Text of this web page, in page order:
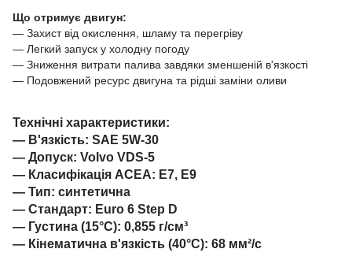
Що отримує двигун:
— Захист від окислення, шламу та перегріву
— Легкий запуск у холодну погоду
— Зниження витрати палива завдяки зменшеній в'язкості
— Подовжений ресурс двигуна та рідші заміни оливи
Технічні характеристики:
— В'язкість: SAE 5W-30
— Допуск: Volvo VDS-5
— Класифікація ACEA: E7, E9
— Тип: синтетична
— Стандарт: Euro 6 Step D
— Густина (15°C): 0,855 г/см³
— Кінематична в'язкість (40°C): 68 мм²/с